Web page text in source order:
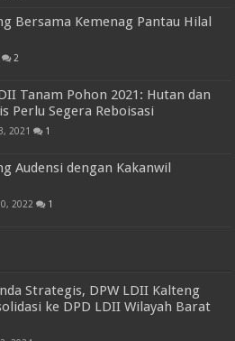
Bersama Kemenag Pantau Hilal
2
Tanam Pohon 2021: Hutan dan
Perlu Segera Reboisasi
2021 1
Audensi dengan Kakanwil
2022 1
Strategis, DPW LDII Kalteng
ke DPD LDII Wilayah Barat